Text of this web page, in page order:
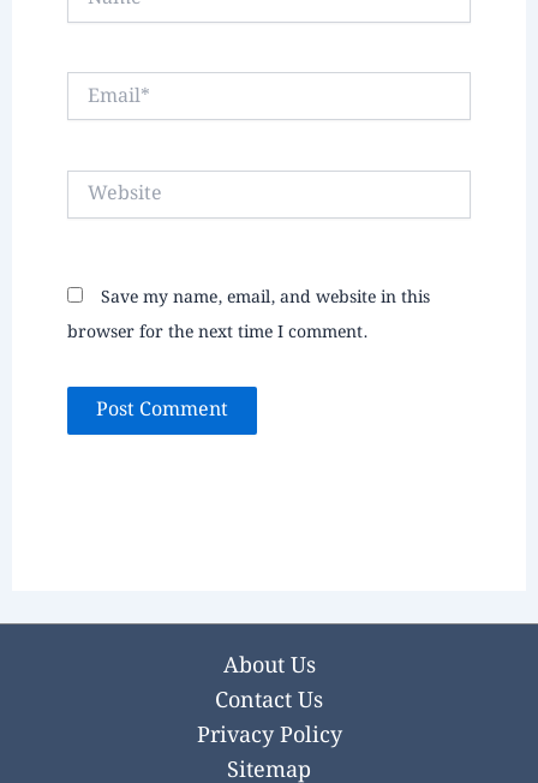
Email*
Website
Save my name, email, and website in this
browser for the next time I comment.
About Us
Contact Us
Privacy Policy
Sitemap